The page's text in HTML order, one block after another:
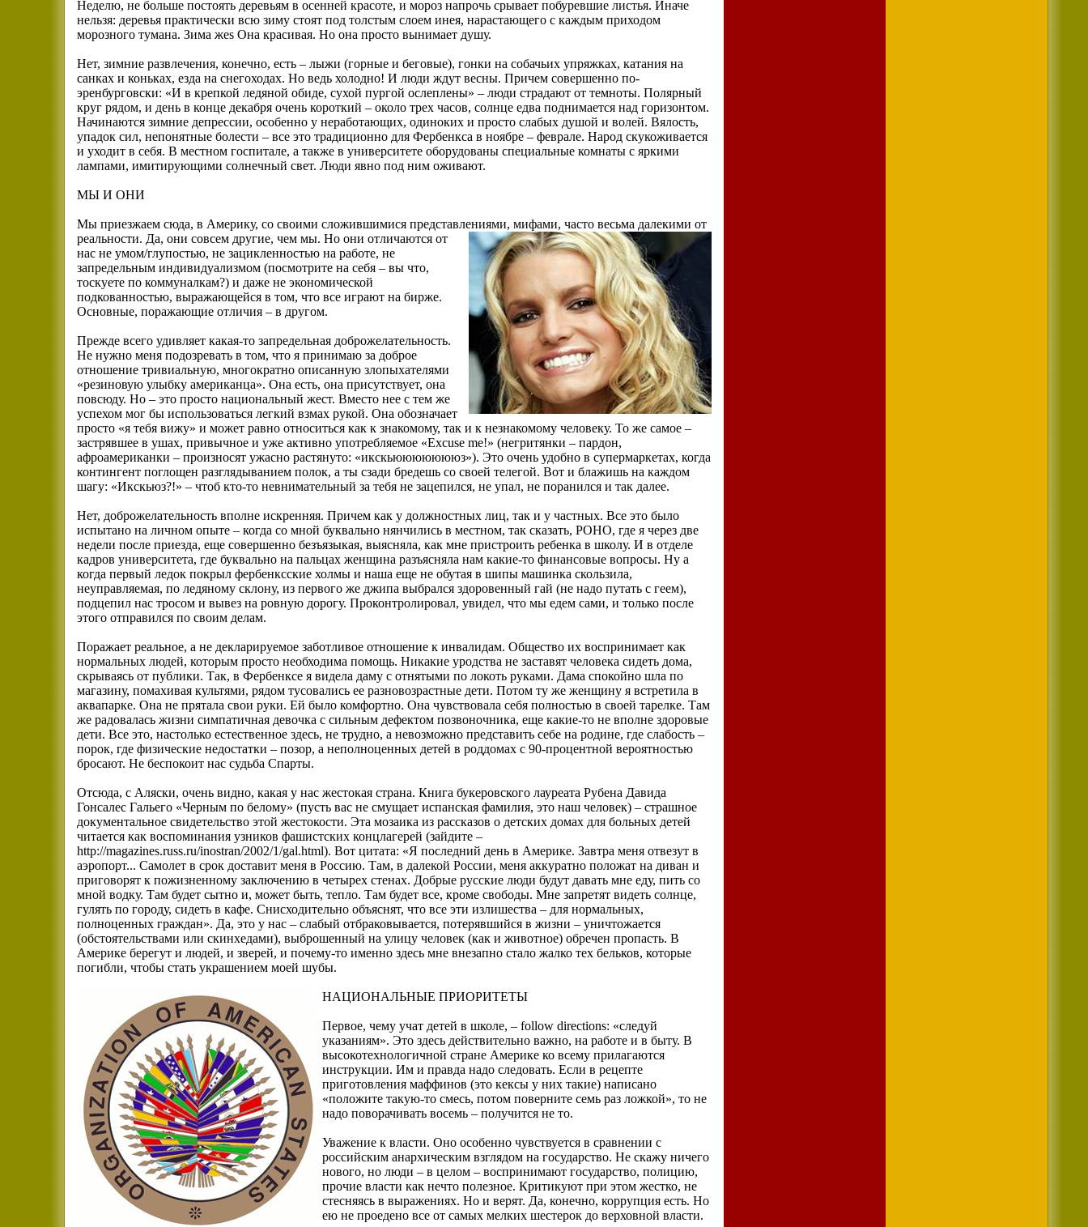
Неделю, не больше постоять деревьям в осенней красоте, и мороз напрочь срывает побуревшие листья. Иначе
нельзя: деревья практически всю зиму стоят под толстым слоем инея, нарастающего с каждым приходом
морозного тумана. Зима жеѕ Она красивая. Но она просто вынимает душу.
Нет, зимние развлечения, конечно, есть – лыжи (горные и беговые), гонки на собачьих упряжках, катания на
санках и коньках, езда на снегоходах. Но ведь холодно! И люди ждут весны. Причем совершенно по-
эренбурговски: «И в крепкой ледяной обиде, сухой пургой ослеплены» – люди страдают от темноты. Полярный
круг рядом, и день в конце декабря очень короткий – около трех часов, солнце едва поднимается над горизонтом.
Начинаются зимние депрессии, особенно у неработающих, одиноких и просто слабых душой и волей. Вялость,
упадок сил, непонятные болести – все это традиционно для Фербенкса в ноябре – феврале. Народ скукоживается
и уходит в себя. В местном госпитале, а также в университете оборудованы специальные комнаты с яркими
лампами, имитирующими солнечный свет. Люди явно под ним оживают.
МЫ И ОНИ
Мы приезжаем сюда, в Америку, со своими сложившимися представлениями, мифами, часто весьма далекими от
реальности. Да, они совсем другие, чем мы. Но они отличаются от
нас не умом/глупостью, не зацикленностью на работе, не
запредельным индивидуализмом (посмотрите на себя – вы что,
тоскуете по коммуналкам?) и даже не экономической
подкованностью, выражающейся в том, что все играют на бирже.
Основные, поражающие отличия – в другом.
Прежде всего удивляет какая-то запредельная доброжелательность.
Не нужно меня подозревать в том, что я принимаю за доброе
отношение тривиальную, многократно описанную злопыхателями
«резиновую улыбку американца». Она есть, она присутствует, она
повсюду. Но – это просто национальный жест. Вместо нее с тем же
успехом мог бы использоваться легкий взмах рукой. Она обозначает
просто «я тебя вижу» и может равно относиться как к знакомому, так и к незнакомому человеку. То же самое –
застрявшее в ушах, привычное и уже активно употребляемое «Excuse me!» (негритянки – пардон,
афроамериканки – произносят ужасно растянуто: «икскьюююююююз»). Это очень удобно в супермаркетах, когда
контингент поглощен разглядыванием полок, а ты сзади бредешь со своей телегой. Вот и блажишь на каждом
шагу: «Икскьюз?!» – чтоб кто-то невнимательный за тебя не зацепился, не упал, не поранился и так далее.
Нет, доброжелательность вполне искренняя. Причем как у должностных лиц, так и у частных. Все это было
испытано на личном опыте – когда со мной буквально нянчились в местном, так сказать, РОНО, где я через две
недели после приезда, еще совершенно безъязыкая, выясняла, как мне пристроить ребенка в школу. И в отделе
кадров университета, где буквально на пальцах женщина разъясняла нам какие-то финансовые вопросы. Ну а
когда первый ледок покрыл фербенксские холмы и наша еще не обутая в шипы машинка скользила,
неуправляемая, по ледяному склону, из первого же джипа выбрался здоровенный гай (не надо путать с геем),
подцепил нас тросом и вывез на ровную дорогу. Проконтролировал, увидел, что мы едем сами, и только после
этого отправился по своим делам.
Поражает реальное, а не декларируемое заботливое отношение к инвалидам. Общество их воспринимает как
нормальных людей, которым просто необходима помощь. Никакие уродства не заставят человека сидеть дома,
скрываясь от публики. Так, в Фербенксе я видела даму с отнятыми по локоть руками. Дама спокойно шла по
магазину, помахивая культями, рядом тусовались ее разновозрастные дети. Потом ту же женщину я встретила в
аквапарке. Она не прятала свои руки. Ей было комфортно. Она чувствовала себя полностью в своей тарелке. Там
же радовалась жизни симпатичная девочка с сильным дефектом позвоночника, еще какие-то не вполне здоровые
дети. Все это, настолько естественное здесь, не трудно, а невозможно представить себе на родине, где слабость –
порок, где физические недостатки – позор, а неполноценных детей в роддомах с 90-процентной вероятностью
бросают. Не беспокоит нас судьба Спарты.
Отсюда, с Аляски, очень видно, какая у нас жестокая страна. Книга букеровского лауреата Рубена Давида
Гонсалес Гальего «Черным по белому» (пусть вас не смущает испанская фамилия, это наш человек) – страшное
документальное свидетельство этой жестокости. Эта мозаика из рассказов о детских домах для больных детей
читается как воспоминания узников фашистских концлагерей (зайдите –
http://magazines.russ.ru/inostran/2002/1/gal.html). Вот цитата: «Я последний день в Америке. Завтра меня отвезут в
аэропорт... Самолет в срок доставит меня в Россию. Там, в далекой России, меня аккуратно положат на диван и
приговорят к пожизненному заключению в четырех стенах. Добрые русские люди будут давать мне еду, пить со
мной водку. Там будет сытно и, может быть, тепло. Там будет все, кроме свободы. Мне запретят видеть солнце,
гулять по городу, сидеть в кафе. Снисходительно объяснят, что все эти излишества – для нормальных,
полноценных граждан». Да, это у нас – слабый отбраковывается, потерявшийся в жизни – уничтожается
(обстоятельствами или скинхедами), выброшенный на улицу человек (как и животное) обречен пропасть. В
Америке берегут и людей, и зверей, и почему-то именно здесь мне внезапно стало жалко тех бельков, которые
погибли, чтобы стать украшением моей шубы.
НАЦИОНАЛЬНЫЕ ПРИОРИТЕТЫ
Первое, чему учат детей в школе, – follow directions: «следуй
указаниям». Это здесь действительно важно, на работе и в быту. В
высокотехнологичной стране Америке ко всему прилагаются
инструкции. Им и правда надо следовать. Если в рецепте
приготовления маффинов (это кексы у них такие) написано
«положите такую-то смесь, потом поверните семь раз ложкой», то не
надо поворачивать восемь – получится не то.
Уважение к власти. Оно особенно чувствуется в сравнении с
российским анархическим взглядом на государство. Не скажу ничего
нового, но люди – в целом – воспринимают государство, полицию,
прочие власти как нечто полезное. Критикуют при этом жестко, не
стесняясь в выражениях. Но и верят. Да, конечно, коррупция есть. Но
ею не проедено все от самых мелких шестерок до верховной власти.